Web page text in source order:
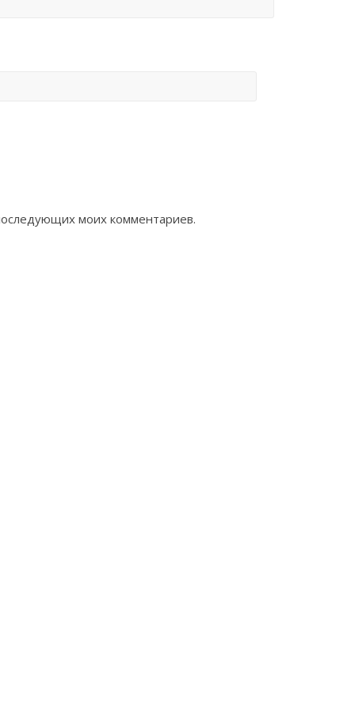
моих комментариев.